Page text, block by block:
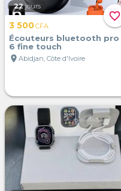
favorite_border
22 jours
3 500CFA
Écouteurs bluetooth pro
6 fine touch
location_on Abidjan, Côte d'Ivoire